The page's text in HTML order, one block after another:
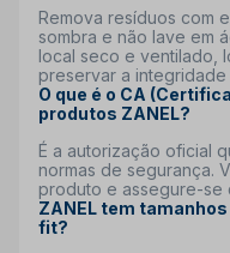
Remova resíduos com
sombra e não lave em
local seco e ventilado,
preservar a
O que é o CA
produtos ZANEL?
É a autorização oficial
normas de segurança.
produto e assegure-se
ZANEL tem
fit?